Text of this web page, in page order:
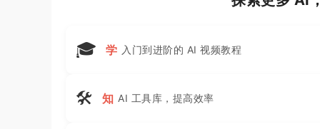
🎓 学 入门到进阶的 AI 视频教程
🛠 知 AI 工具库，提高效率